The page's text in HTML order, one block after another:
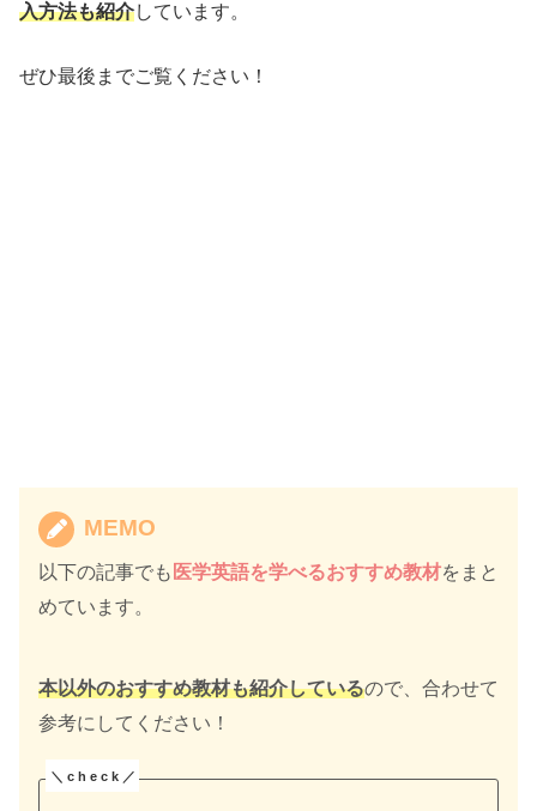
入方法も紹介しています。
ぜひ最後までご覧ください！
MEMO
以下の記事でも 医学英語を学べるおすすめ教材をまと
めています。
本以外のおすすめ教材も紹介しているので、合わせて
参考にしてください！